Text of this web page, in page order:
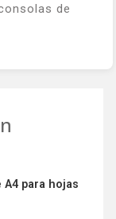
de
para hojas